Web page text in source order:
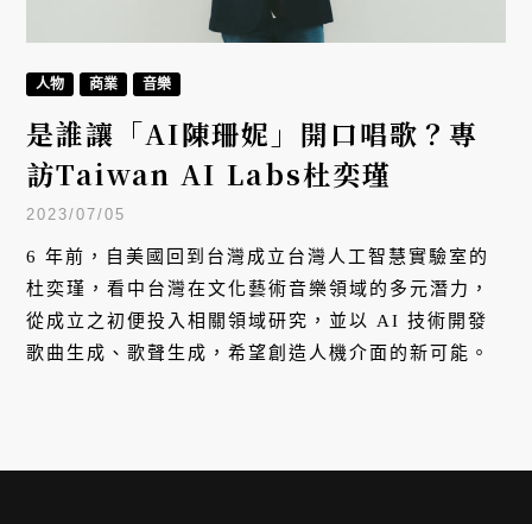
人物 商業 音樂
是誰讓「AI陳珊妮」開口唱歌？專
訪Taiwan AI Labs杜奕瑾
2023/07/05
6 年前，自美國回到台灣成立台灣人工智慧實驗室的
杜奕瑾，看中台灣在文化藝術音樂領域的多元潛力，
從成立之初便投入相關領域研究，並以 AI 技術開發
歌曲生成、歌聲生成，希望創造人機介面的新可能。